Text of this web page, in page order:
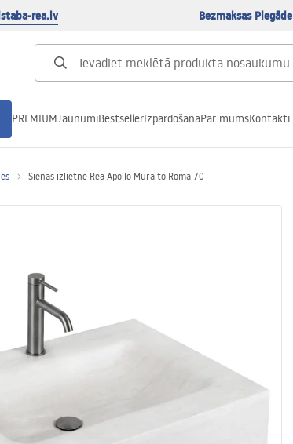
rea.lv Bezmaksas Piegāde
PREMIUMJaunumiBestsellerIzpārdošanaPar mumsKontakti
Sienas izlietne Rea Apollo Muralto Roma 70